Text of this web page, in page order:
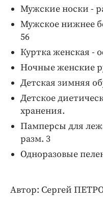
Мужские носки -
Мужское нижнее
56
Куртка женская -
Ночные женские
Детская зимняя
Детское
хранения.
Памперсы для
разм. 3
Одноразовые
Автор: Сергей